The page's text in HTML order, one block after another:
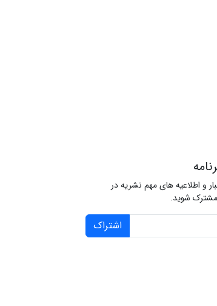
و اطلاعیه های مهم نشریه در
مشترک شوید.
اشتراک